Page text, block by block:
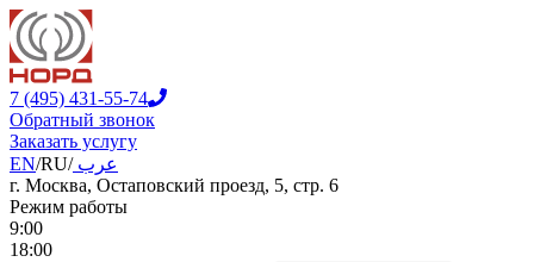
7 (495) 431-55-74
Обратный звонок
Заказать услугу
EN/RU/ عرب
г. Москва, Остаповский проезд, 5, стр. 6
Режим работы
9:00
18:00